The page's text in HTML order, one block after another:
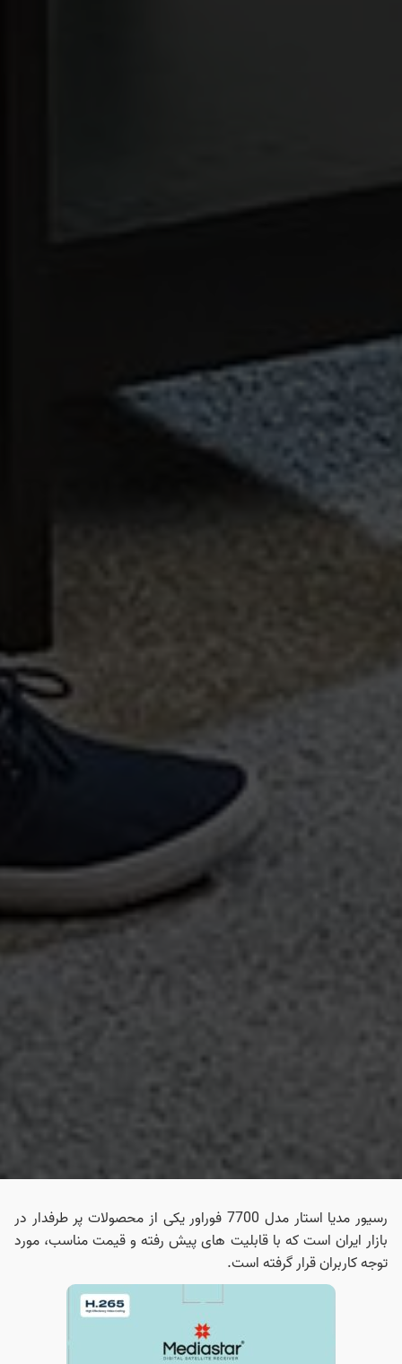
رسیور مدیا استار مدل 7700 فوراور یکی از محصولات پر طرفدار در
بازار ایران است که با قابلیت های پیش رفته و قیمت مناسب، مورد
توجه کاربران قرار گرفته است.